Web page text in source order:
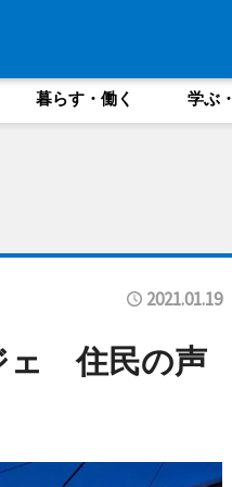
暮らす・働く 学ぶ
2021.01.19
ェ 住民の声